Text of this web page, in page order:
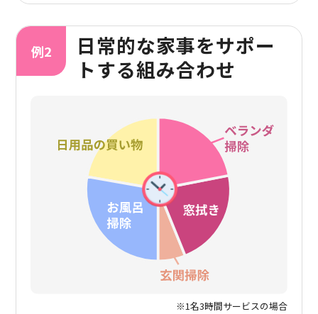
日常的な家事をサポー
トする組み合わせ
※1名3時間サービスの場合